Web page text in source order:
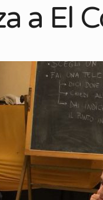
a El